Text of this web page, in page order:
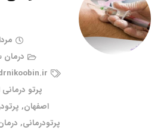
مرداد
درمان
پرتو
اصفهان,
پرتودرمانی,